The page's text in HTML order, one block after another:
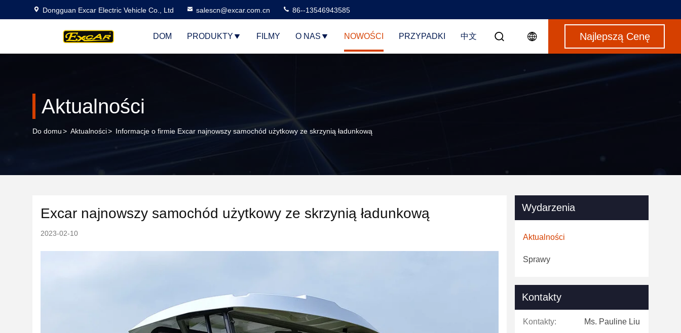
Dongguan Excar Electric Vehicle Co., Ltd salescn@excar.com.cn 86--13546943585
DOM PRODUKTY FILMY O NAS NOWOŚCI PRZYPADKI 中文 Najlepszą Cenę
Aktualności
Do domu> Aktualności> Informacje o firmie Excar najnowszy samochód użytkowy ze skrzynią ładunkową
Excar najnowszy samochód użytkowy ze skrzynią ładunkową
2023-02-10
Wydarzenia
Aktualności
Sprawy
Kontakty
Kontakty: Ms. Pauline Liu